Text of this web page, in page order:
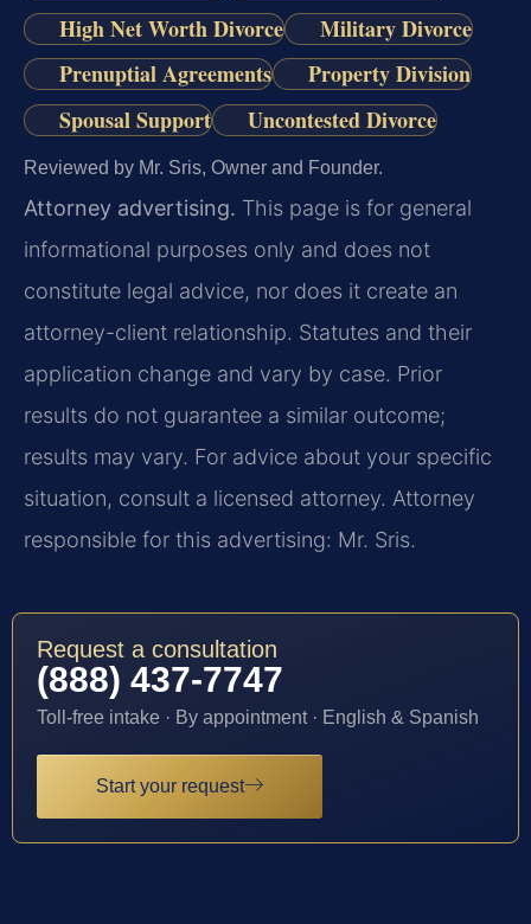
High Net Worth Divorce
Military Divorce
Prenuptial Agreements
Property Division
Spousal Support
Uncontested Divorce
Reviewed by Mr. Sris, Owner and Founder.
Attorney advertising. This page is for general
informational purposes only and does not
constitute legal advice, nor does it create an
attorney-client relationship. Statutes and their
application change and vary by case. Prior
results do not guarantee a similar outcome;
results may vary. For advice about your specific
situation, consult a licensed attorney. Attorney
responsible for this advertising: Mr. Sris.
Request a consultation
(888) 437-7747
Toll-free intake · By appointment · English & Spanish
Start your request